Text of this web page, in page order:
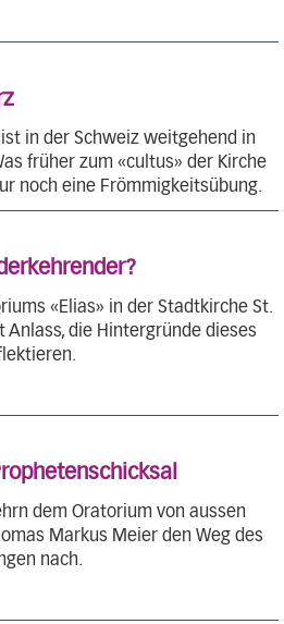
in der Schweiz weitgehend in
früher zum «cultus» der Kirche
noch eine Frömmigkeitsübung.
«Elias» in der Stadtkirche St.
Anlass, die Hintergründe dieses
dem Oratorium von aussen
Markus Meier den Weg des
nach.